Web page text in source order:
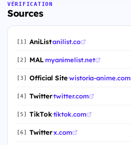
VÉRIFICATION
Sources
[1] AniList·anilist.co
[2] MAL·myanimelist.net
[3] Official Site·wistoria-anime.com
[4] Twitter·twitter.com
[5] TikTok·tiktok.com
[6] Twitter·x.com